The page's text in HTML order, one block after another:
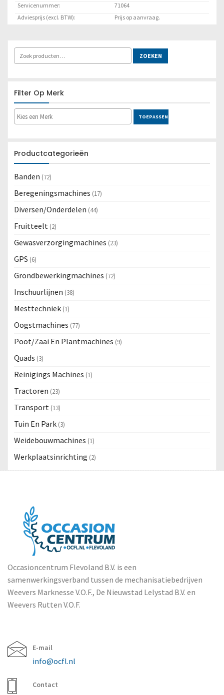
Servicenummer:
71064
Adviesprijs (excl. BTW):
Prijs op aanvraag.
ZOEKEN
Filter Op Merk
TOEPASSEN
Productcategorieën
Banden (72)
Beregeningsmachines (17)
Diversen/Onderdelen (44)
Fruitteelt (2)
Gewasverzorgingmachines (23)
GPS (6)
Grondbewerkingmachines (72)
Inschuurlijnen (38)
Mesttechniek (1)
Oogstmachines (77)
Poot/Zaai En Plantmachines (9)
Quads (3)
Reinigings Machines (1)
Tractoren (23)
Transport (13)
Tuin En Park (3)
Weidebouwmachines (1)
Werkplaatsinrichting (2)
Occasioncentrum Flevoland B.V. is een
samenwerkingsverband tussen de mechanisatiebedrijven
Weevers Marknesse V.O.F., De Nieuwstad Lelystad B.V. en
Weevers Rutten V.O.F.
E-mail
info@ocfl.nl
Contact